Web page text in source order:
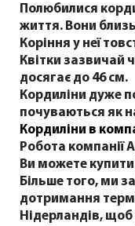
Полюбилися
життя. Вони
Коріння у неї
Квітки зазвичай
досягає до 46 см.
Кордиліни дуже
почуваються як
Кордиліни в
Робота компанії
Ви можете купити
Більше того, ми
дотримання
Нідерландів,